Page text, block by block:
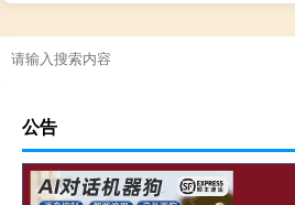
公告